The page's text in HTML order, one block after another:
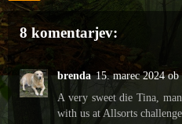
8 komentarjev:
brenda 15. marec 2024 ob
A very sweet die Tina,
with us at Allsorts challenge.